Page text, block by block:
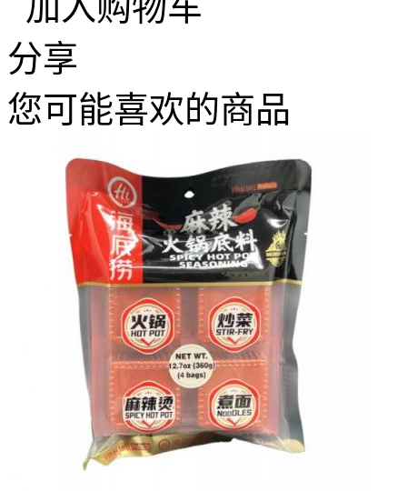
分享
您可能喜欢的商品